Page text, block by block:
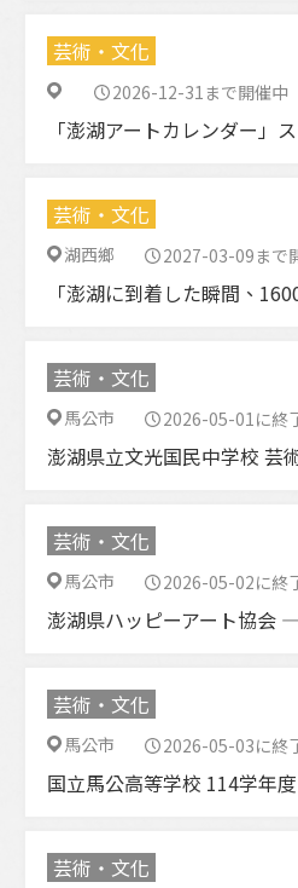
芸術・文化
2026-12-31まで開催中
「澎湖アートカレンダー」
芸術・文化
湖西鄉
2027-03-09まで
芸術・文化
馬公市 2026-05-01に終
芸術・文化
馬公市 2026-05-02に終
芸術・文化
馬公市 2026-05-03に終
芸術・文化